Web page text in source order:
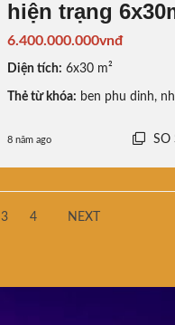
hiện trạng
6.400.000.000vnđ
Diện tích: 6x30 m²
Thẻ từ khóa: ben phu dinh,
8 năm ago SO
3 4 NEXT